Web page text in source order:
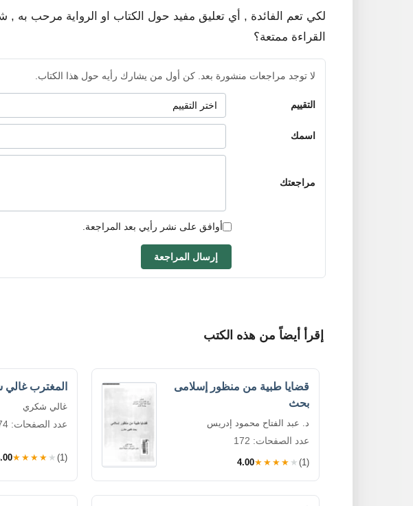
لكي تعم الفائدة , أي تعليق مفيد حول الكتاب او الرواية مرحب به
القراءة ممتعة؟
لا توجد مراجعات منشورة بعد. كن أول من يشارك رأيه حول هذا الكتاب.
التقييم
اسمك
مراجعتك
أوافق على نشر رأيي بعد المراجعة.
إرسال المراجعة
إقرأ أيضاً من هذه الكتب
قضايا طبية من منظور إسلامى
بحث
د. عبد الفتاح محمود إدريس
عدد الصفحات: 172
4.00★★★★★ (1)
المغترب
غالي شكري
عدد الصفحات: 174
★★★★★ (1)